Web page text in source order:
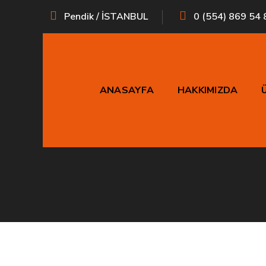
Pendik / İSTANBUL 0 (554) 869 54
ANASAYFA HAKKIMIZDA